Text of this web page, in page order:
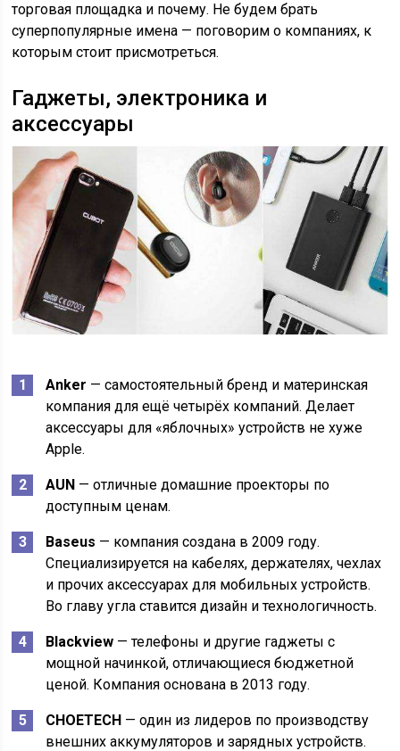
торговая площадка и почему. Не будем брать
суперпопулярные имена — поговорим о компаниях, к
которым стоит присмотреться.
Гаджеты, электроника и
аксессуары
Anker — самостоятельный бренд и материнская
компания для ещё четырёх компаний. Делает
аксессуары для «яблочных» устройств не хуже
Apple.
AUN — отличные домашние проекторы по
доступным ценам.
Baseus — компания создана в 2009 году.
Специализируется на кабелях, держателях, чехлах
и прочих аксессуарах для мобильных устройств.
Во главу угла ставится дизайн и технологичность.
Blackview — телефоны и другие гаджеты с
мощной начинкой, отличающиеся бюджетной
ценой. Компания основана в 2013 году.
CHOETECH — один из лидеров по производству
внешних аккумуляторов и зарядных устройств.